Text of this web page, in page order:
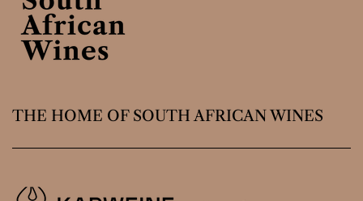
THE HOME OF SOUTH AFRICAN WINES